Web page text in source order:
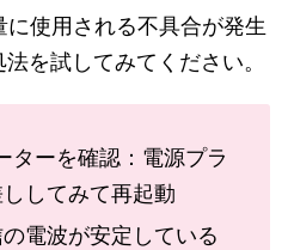
使用される不具合が発生
を試してみてください。
ターを確認：電源プラ
してみて再起動
電波が安定している